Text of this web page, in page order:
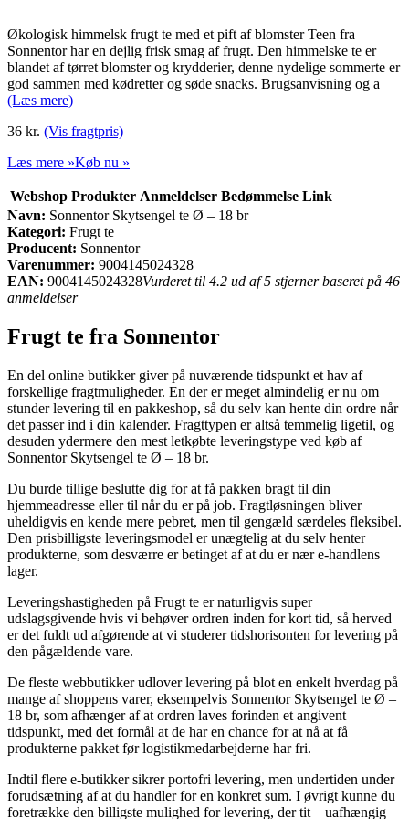
Økologisk himmelsk frugt te med et pift af blomster Teen fra
Sonnentor har en dejlig frisk smag af frugt. Den himmelske te er
blandet af tørret blomster og krydderier, denne nydelige sommerte er
god sammen med kødretter og søde snacks. Brugsanvisning og a
(Læs mere)
36 kr. (Vis fragtpris)
Læs mere »Køb nu »
Webshop Produkter Anmeldelser Bedømmelse Link
Navn: Sonnentor Skytsengel te Ø – 18 br
Kategori: Frugt te
Producent: Sonnentor
Varenummer: 9004145024328
EAN: 9004145024328Vurderet til 4.2 ud af 5 stjerner baseret på 46
anmeldelser
Frugt te fra Sonnentor
En del online butikker giver på nuværende tidspunkt et hav af
forskellige fragtmuligheder. En der er meget almindelig er nu om
stunder levering til en pakkeshop, så du selv kan hente din ordre når
det passer ind i din kalender. Fragttypen er altså temmelig ligetil, og
desuden ydermere den mest letkøbte leveringstype ved køb af
Sonnentor Skytsengel te Ø – 18 br.
Du burde tillige beslutte dig for at få pakken bragt til din
hjemmeadresse eller til når du er på job. Fragtløsningen bliver
uheldigvis en kende mere pebret, men til gengæld særdeles fleksibel.
Den prisbilligste leveringsmodel er unægtelig at du selv henter
produkterne, som desværre er betinget af at du er nær e-handlens
lager.
Leveringshastigheden på Frugt te er naturligvis super
udslagsgivende hvis vi behøver ordren inden for kort tid, så herved
er det fuldt ud afgørende at vi studerer tidshorisonten for levering på
den pågældende vare.
De fleste webbutikker udlover levering på blot en enkelt hverdag på
mange af shoppens varer, eksempelvis Sonnentor Skytsengel te Ø –
18 br, som afhænger af at ordren laves forinden et angivent
tidspunkt, med det formål at de har en chance for at nå at få
produkterne pakket før logistikmedarbejderne har fri.
Indtil flere e-butikker sikrer portofri levering, men undertiden under
forudsætning af at du handler for en konkret sum. I øvrigt kunne du
foretrække den billigste mulighed for levering, der tit – uafhængig